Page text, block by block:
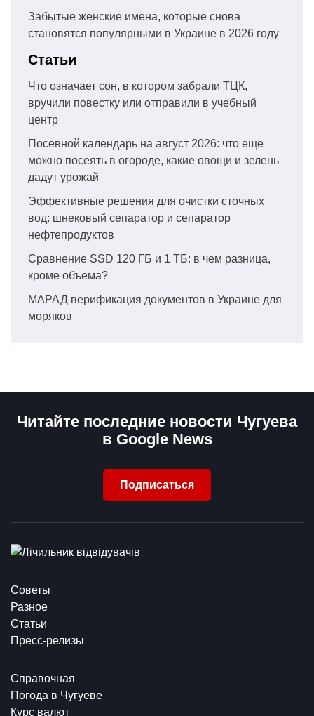
Забытые женские имена, которые снова
становятся популярными в Украине в 2026 году
Статьи
Что означает сон, в котором забрали ТЦК,
вручили повестку или отправили в учебный
центр
Посевной календарь на август 2026: что еще
можно посеять в огороде, какие овощи и зелень
дадут урожай
Эффективные решения для очистки сточных
вод: шнековый сепаратор и сепаратор
нефтепродуктов
Сравнение SSD 120 ГБ и 1 ТБ: в чем разница,
кроме объема?
МАРАД верификация документов в Украине для
моряков
Читайте последние новости Чугуева
в Google News
Подписаться
Советы
Разное
Статьи
Пресс-релизы
Справочная
Погода в Чугуеве
Курс валют